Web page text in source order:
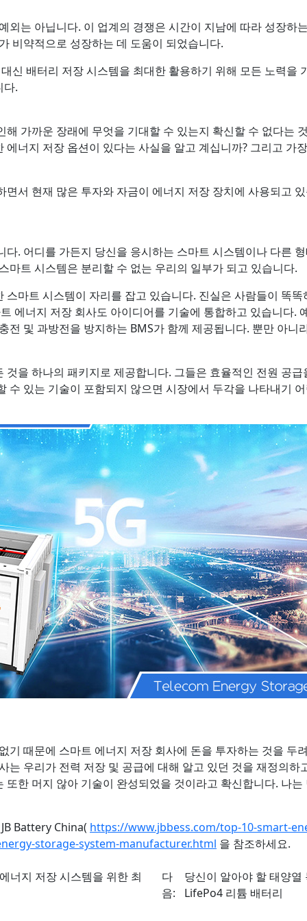
외는 아닙니다. 이 업계의 경쟁은 시간이 지남에 따라 성장하
비약적으로 성장하는 데 도움이 되었습니다.
신 배터리 저장 시스템을 최대한 활용하기 위해 모든 노력을
다.
가까운 장래에 무엇을 기대할 수 있는지 확신할 수 없다는
너지 저장 옵션이 있다는 사실을 알고 계십니까? 그리고 가
서 현재 많은 투자와 자금이 에너지 저장 장치에 사용되고
. 어디를 가든지 당신을 응시하는 스마트 시스템이나 다른
마트 시스템은 분리할 수 없는 우리의 일부가 되고 있습니다.
마트 시스템이 자리를 잡고 있습니다. 진실은 사람들이 똑
에너지 저장 회사도 아이디어를 기술에 통합하고 있습니다.
전 및 과방전을 방지하는 BMS가 함께 제공됩니다. 뿐만 아
을 하나의 패키지로 제공합니다. 그들은 효율적인 전원 공
수 있는 기술이 포함되지 않으면 시장에서 두각을 나타내기
기 때문에 스마트 에너지 저장 회사에 돈을 투자하는 것을 두
는 우리가 전력 저장 및 공급에 대해 알고 있던 것을 재정의
한 머지 않아 기술이 완성되었을 것이라고 확신합니다. 나
Battery China( https://www.jbbess.com/top-10-smart-
storage-system-manufacturer.html 을 참조하세요.
너지 저장 시스템을 위한 최
다
음:
당신이 알아야 할 태양
LifePo4 리튬 배터리